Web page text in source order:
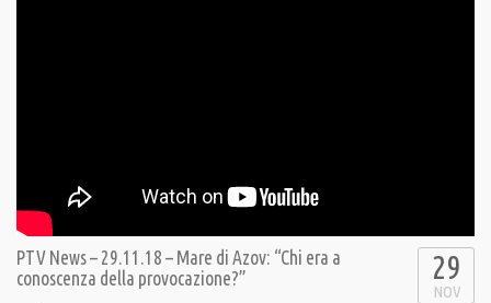
PTV News – 29.11.18 – Mare di Azov: “Chi era a
conoscenza della provocazione?”
29
NOV